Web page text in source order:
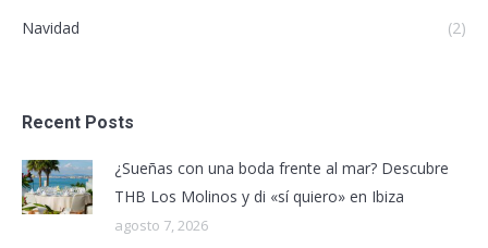
Navidad
(2)
Recent Posts
¿Sueñas con una boda frente al mar? Descubre
THB Los Molinos y di «sí quiero» en Ibiza
agosto 7, 2026